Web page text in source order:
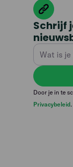
Schrijf
Door je in te
Privacybeleid.